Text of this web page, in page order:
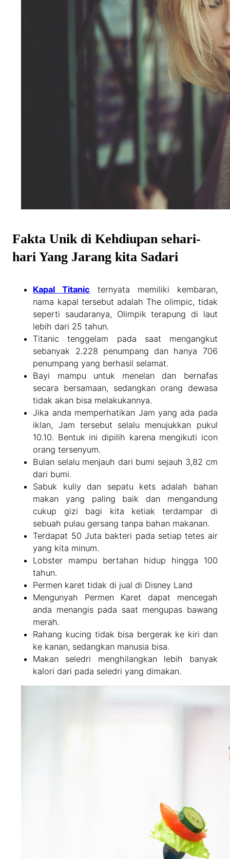
Fakta Unik di Kehdiupan sehari-
hari Yang Jarang kita Sadari
Kapal Titanic ternyata memiliki kembaran,
nama kapal tersebut adalah The olimpic, tidak
seperti saudaranya, Olimpik terapung di laut
lebih dari 25 tahun.
Titanic tenggelam pada saat mengangkut
sebanyak 2.228 penumpang dan hanya 706
penumpang yang berhasil selamat.
Bayi mampu untuk menelan dan bernafas
secara bersamaan, sedangkan orang dewasa
tidak akan bisa melakukannya.
Jika anda memperhatikan Jam yang ada pada
iklan, Jam tersebut selalu menujukkan pukul
10.10. Bentuk ini dipilih karena mengikuti icon
orang tersenyum.
Bulan selalu menjauh dari bumi sejauh 3,82 cm
dari bumi.
Sabuk kuliy dan sepatu kets adalah bahan
makan yang paling baik dan mengandung
cukup gizi bagi kita ketiak terdampar di
sebuah pulau gersang tanpa bahan makanan.
Terdapat 50 Juta bakteri pada setiap tetes air
yang kita minum.
Lobster mampu bertahan hidup hingga 100
tahun.
Permen karet tidak di jual di Disney Land
Mengunyah Permen Karet dapat mencegah
anda menangis pada saat mengupas bawang
merah.
Rahang kucing tidak bisa bergerak ke kiri dan
ke kanan, sedangkan manusia bisa.
Makan seledri menghilangkan lebih banyak
kalori dari pada seledri yang dimakan.